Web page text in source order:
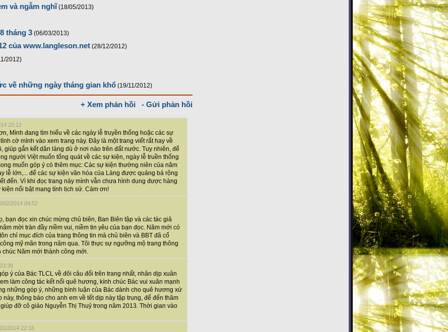
và ngẫm nghĩ (18/05/2013)
tháng 3 (06/03/2013)
của www.langleson.net (28/12/2012)
2012)
về những ngày tháng gian khổ (19/11/2012)
+ Xem phản hồi - Gửi phản hồi
20:12
Mình đang tìm hiểu về các ngày lễ truyền thống hoặc các sự
cờ mình vào xem trang này. Đây là một trang viết rất hay về
giúp gắn kết dân làng dù ở nơi nào trên đất nước. Tuy nhiên, để
người Việt muốn tổng quát về các sự kiện, ngày lễ truền thống
muốn góp ý có thêm mục: Các sự kiện thường niên của năm
lễ lớn,... để các sự kiện văn hóa của Làng được quảng bá rộng
đến. Vì khi đọc trang này mình vẫn chưa hình dung được hàng
nổi bật mang tính lịch sử. Cám ơn!
02/2014 04:52
bạn đọc xin chúc mừng chủ biên, Ban Biên tập và các tác giả
mời tràn đầy niềm vui, niềm tin yêu của bạn đọc. Năm mới có
chỉ mục đích của trang thông tin mà chủ biên và BBT đã cố
mỹ mãn trong năm qua. Tôi thực sự ngưỡng mộ trang thông
Năm mới thành công mới.
ý của Bác TLCL về đôi câu đối trên trang nhất, nhân dịp xuân
làm công tác kết nối quê hương, kính chúc Bác vui xuân mạnh
những góp ý, những bình luận của Bác dành cho quê hương xứ
này, thông báo cho anh em về tết dịp này tập trung, để đến thăm
đỡ cô giáo Nguyễn Thị Thuỷ trong năm 2013. Thời gian vào
2014 22:16